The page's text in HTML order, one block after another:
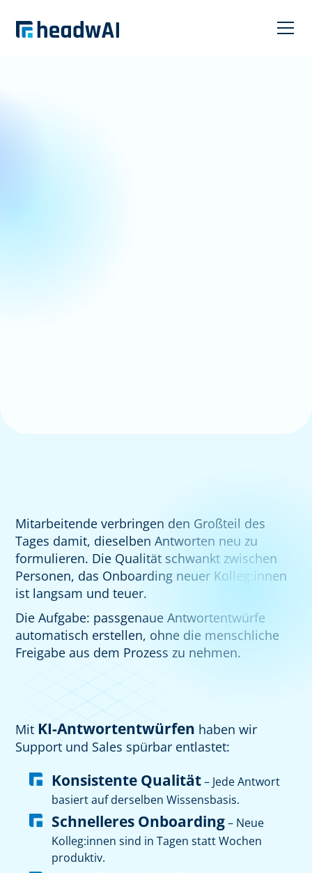
Mitarbeitende verbringen den Großteil des
Tages damit, dieselben Antworten neu zu
formulieren. Die Qualität schwankt zwischen
Personen, das Onboarding neuer Kolleg:innen
ist langsam und teuer.
Die Aufgabe: passgenaue Antwortentwürfe
automatisch erstellen, ohne die menschliche
Freigabe aus dem Prozess zu nehmen.
Mit KI-Antwortentwürfen haben wir
Support und Sales spürbar entlastet:
Konsistente Qualität– Jede Antwort
basiert auf derselben Wissensbasis.
Schnelleres Onboarding– Neue
Kolleg:innen sind in Tagen statt Wochen
produktiv.